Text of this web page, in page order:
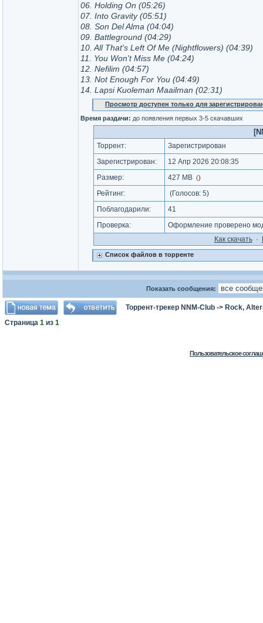
06. Holding On (05:26)
07. Into Gravity (05:51)
08. Son Del Alma (04:04)
09. Battleground (04:29)
10. All That's Left Of Me (Nightflowers) (04:39)
11. You Won't Miss Me (04:24)
12. Nefilim (04:57)
13. Not Enough For You (04:49)
14. Lapsi Kuoleman Maailman (02:31)
Просмотр доступен только для
Время раздачи: до появления первых 3-5 скачавших
Торрент:
Зарегистрирован
Зарегистрирован:
12 Апр 2026 20:08:35
Размер:
427 MB ()
Рейтинг: (Голосов: 5)
Поблагодарили:
41
Проверка:
Оформление проверено
Как cкачать·
Список файлов в торренте
Показать сообщения:
Торрент-трекер NNM-Club -> Rock,
Страница 1 из 1
Пользовательское